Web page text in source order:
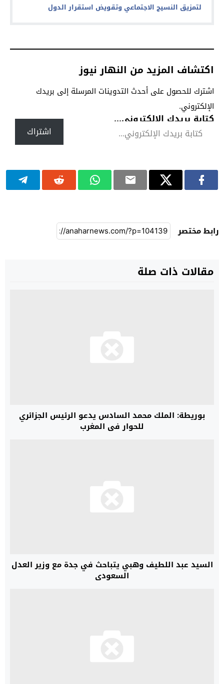
لتمزيق النسيج الاجتماعي وتقويض استقرار الدول
اكتشاف المزيد من النهار نيوز
اشترك للحصول على أحدث التدوينات المرسلة إلى بريدك
الإلكتروني.
كتابة بريدك الإلكتروني...
اشتراك
رابط مختصر
مقالات ذات صلة
بوريطة: الملك محمد السادس يدعو الرئيس الجزائري
للحوار في المغرب
السيد عبد اللطيف وهبي يتباحث في جدة مع وزير العدل
السعودي